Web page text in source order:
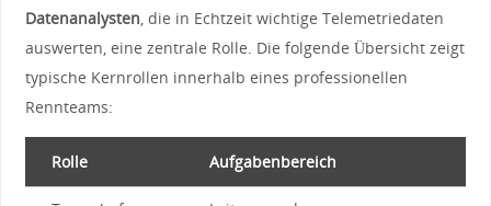
Datenanalysten , die in Echtzeit wichtige Telemetriedaten
auswerten, ⁤eine zentrale Rolle. Die folgende Übersicht zeigt
typische Kernrollen innerhalb eines professionellen⁢
Rennteams:
Rolle Aufgabenbereich